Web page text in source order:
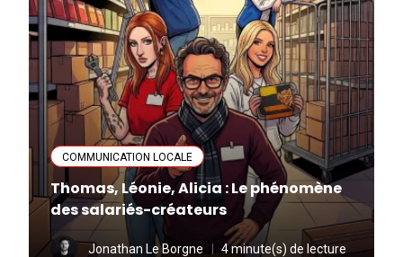
COMMUNICATION LOCALE
Thomas, Léonie, Alicia : Le phénomène
des salariés-créateurs
Jonathan Le Borgne 4 minute(s) de lecture